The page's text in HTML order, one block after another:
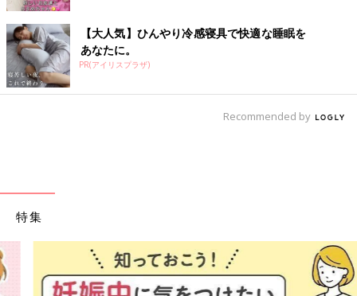
【大人気】ひんやり冷感寝具で快適な睡眠を
あなたに。
PR(アイリスプラザ)
Recommended by
特集